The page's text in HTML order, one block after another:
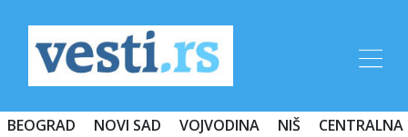
BEOGRAD NOVI SAD VOJVODINA NIŠ CENTRALNA